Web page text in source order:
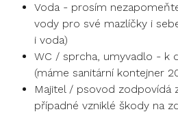
Voda - prosím
vody pro své mazlíčky i
i voda)
WC / sprcha, umyvadlo - k
(máme sanitární kontejner
Majitel / psovod zodpovídá
případné vzniklé škody na